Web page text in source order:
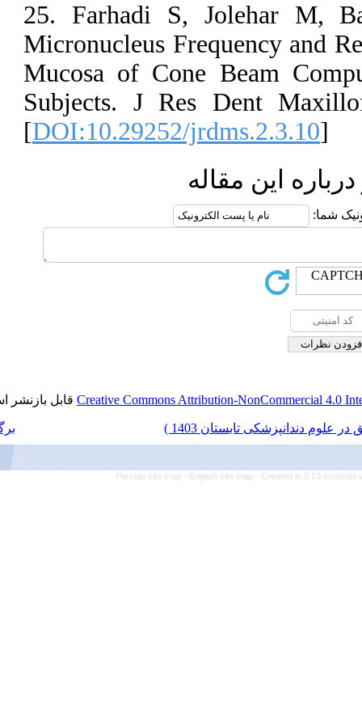
25. Farhadi
Micronucleus
Mucosa of
Subjects. J
[
Creative Commonsقابل بازنشر است.
برگشت به فهرست نسخه ها
Persian site map